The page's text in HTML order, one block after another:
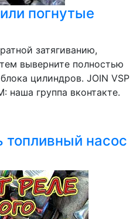
погнутые
затягиванию,
выверните полностью
цилиндров. JOIN VSP
наша группа вконтакте.
топливный насос